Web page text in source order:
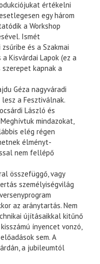
értékelni
egy három
a Workshop
Ismét
és a Szakmai
Kisvárdai Lapok (ez a
kapnak a
Géza nagyváradi
a Fesztiválnak.
László és
mindazokat,
elég régen
élményt-
nem fellépő
összefüggő, vagy
személyiségvilág
az aránytartás. Nem
újításaikkal kitűnő
ínyencet vonzó,
sem. A
a jubileumtól